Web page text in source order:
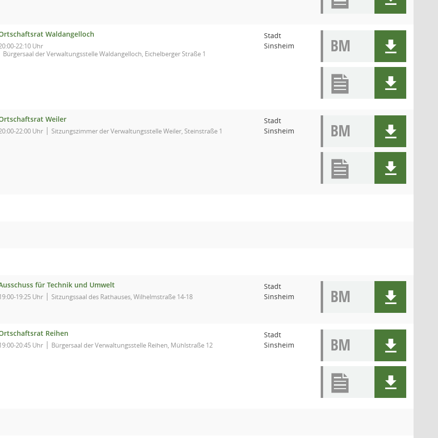
Waldangelloch
22:10 Uhr
Bürgersaal der Verwaltungsstelle Waldangelloch, Eichelberger Straße 1
Stadt
Sinsheim
BM
Weiler
22:00 Uhr Sitzungszimmer der Verwaltungsstelle Weiler, Steinstraße 1
Stadt
Sinsheim
BM
für Technik und Umwelt
19:25 Uhr Sitzungssaal des Rathauses, Wilhelmstraße 14-18
Stadt
Sinsheim
BM
Reihen
20:45 Uhr Bürgersaal der Verwaltungsstelle Reihen, Mühlstraße 12
Stadt
Sinsheim
BM